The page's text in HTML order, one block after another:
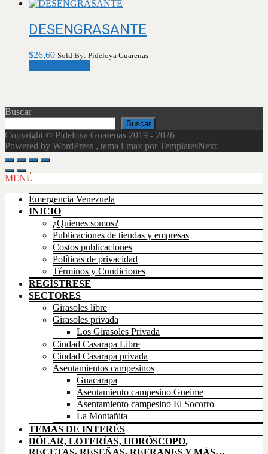
DESENGRASANTE
$26,60 Sold By: Pideloya Guarenas
Buscar
Buscar
Copyright © Pideloya Guarenas 2019 - 2026
Powered by WordPress , tema i-max por TemplatesNext.
Scroll
Up
MENÚ
Emergencia Venezuela
INICIO
¿Quienes somos?
Publicaciones de tiendas y empresas
Costos publicaciones
Políticas de privacidad
Términos y Condiciones
REGÍSTRESE
SECTORES
Girasoles libre
Girasoles privada
Los Girasoles Privada
Ciudad Casarapa Libre
Ciudad Casarapa privada
Asentamientos campesinos
Guacarapa
Asentamiento campesino Gueime
Asentamiento campesino El Socorro
La Montañita
TEMAS DE INTERÉS
DÓLAR, LOTERÍAS, HORÓSCOPO,
RECETAS, RESEÑAS, REFRANES Y MÁS…